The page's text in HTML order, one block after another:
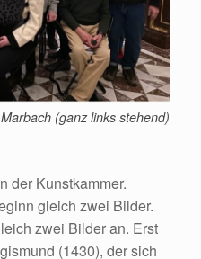
(ganz links stehend)
der Kunstkammer.
gleich zwei Bilder.
zwei Bilder an. Erst
(1430), der sich